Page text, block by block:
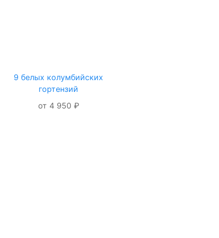
9 белых колумбийских
гортензий
от 4 950 ₽
ОФОРМЛЕНИЕ
ЗАКАЗА